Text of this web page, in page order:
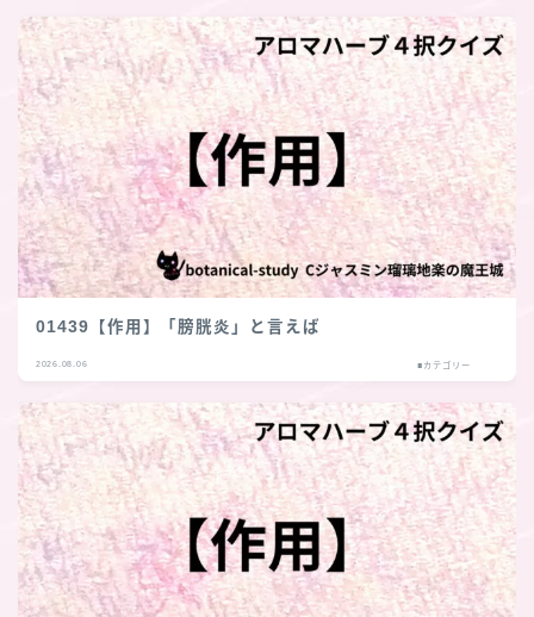
01439【作用】「膀胱炎」と言えば
2026.08.06 ■カテゴリー